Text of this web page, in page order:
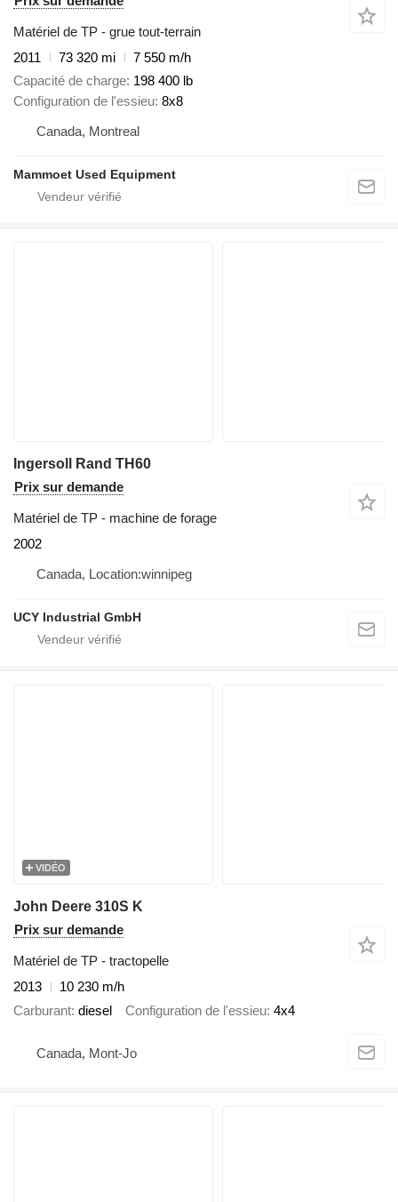
Matériel de TP - grue tout-terrain
2011
73 320 mi
7 550 m/h
Capacité de charge 198 400 lb
Configuration de l'essieu 8x8
Canada, Montreal
Mammoet Used Equipment
Ingersoll Rand TH60
Prix sur demande
Matériel de TP - machine de forage
2002
Canada, Location:winnipeg
UCY Industrial GmbH
VIDÉO
John Deere 310S K
Prix sur demande
Matériel de TP - tractopelle
2013
10 230 m/h
Carburant diesel Configuration de l'essieu 4x4
Canada, Mont-Jo